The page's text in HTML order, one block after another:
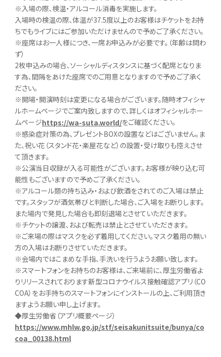
※入場の際、検温・アルコール消毒を実施します。
入場時の検温の際、体温が37.5度以上のお客様はチケットをお持
ちでもライブにはご参加いただけませんので予めご了承ください。
※座席はお一人様につき、一席お申込みが必要です。（年齢は問わ
ず）
2枚申込みの場合、ソーシャルディスタンスに基づく配席となりま
す為、間隔をあけた座席でのご用意となりますので予めご了承く
ださい。
※開場・開演時刻は変更になる場合がございます。随時オフィシャ
ルホームページでご案内致しますので、詳しくはオフィシャルホー
ムページhttps://wa-suta.world/をご確認ください。
※感染症対策の為、プレゼントBOXの設置などはございません。ま
た、祝い花（スタンド花・楽屋花など）の設置・受け取りも控えさせ
て頂きます。
※公演当日収録が入る可能性がございます。お客様が映り込む可
能性もございますので予めご了承ください。
※アルコール類の持ち込み・および飲酒をされてのご入場は禁止
です。スタッフが酒気帯びと判断した場合、ご入場をお断りします。
また場内で発見した場合も即刻退場とさせていただきます。
※チケットの譲渡、および転売は禁止とさせていただきます。
※ご来場の際はマスクを必ず着用してください。マスク着用の無い
方の入場はお断りさせていただきます。
※会場内ではこまめな手指、手洗いを行うようお願い致します。
※スマートフォンをお持ちのお客様は、ご来場前に、厚生労働省よ
りリリースされております新型コロナウイルス接触確認アプリ（CO
COA）をお手持ちのスマートフォンにインストールの上、ご利用頂き
ますようお願い申し上げます。
◆厚生労働省（アプリ概要ページ）
https://www.mhlw.go.jp/stf/seisakunitsuite/bunya/co
coa_00138.html